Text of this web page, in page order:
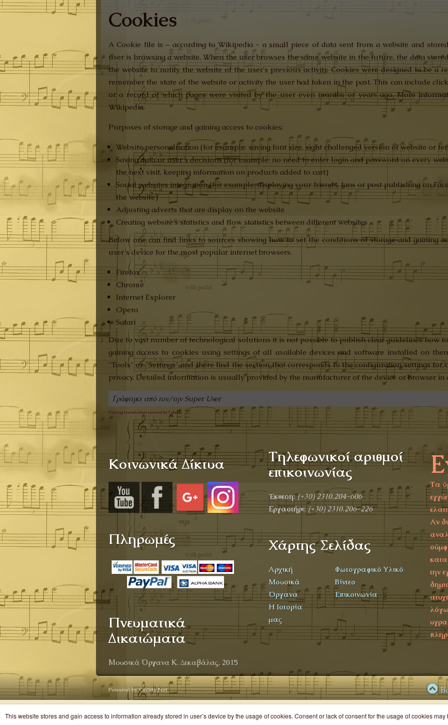
Cookies
A Cookie file is – according to Wikipedia - a small piece of data sent from a website and
user is browsing a website. When the user browses the same website in the future, the data
the website to notify the website of the user's previous activity. Cookies were designed to be a
remember the state of the website or activity the user had taken in the past. This can include
or a record of which pages were visited by the user even months or years ago. More
Wikipedia.
Purposes of storage and gaining access to cookies:
Website personalisation (for example: saving font size, sight challenged version of website or
Saving data or user’s decisions (for example: no need to enter login and password on every
the next visit, keeping information on products added to cart)
Social websites integration (for example: displaying your friends, fans or post publishing on
the website)
Adjusting adverts that are display on the website
Creating website’s statistics and flow statistics between different websites
Below one can find links to sources showing how to set the conditions of storage and gaining
user’s device for the most popular internet browsers.
Firefox
Chrome
Internet Explorer
Opera
Safari
Due to vast number of technological solutions it is not possible to publish clear guidelines how
gaining access to cookies using settings of all available devices and software installed on
"Tools" or "Settings" and there find the section that corresponds to the configuration settings for
privacy. Detailed information is usually provided by the manufacturer of the device or browser in
Γράφτηκε από τον/την Super User
FaLang translation system by Faboba
Κοινωνικά Δίκτυα
Πληρωμές
Πνευματικά
Δικαιώματα
Μουσικά Όργανα Κ. Δεκαβάλας, 2015
Τηλεφωνικοί αριθμοί
επικοινωνίας
Έκθεση:(+30) 2310.204-606
Εργαστήρι:(+30) 2310.206-226
Χάρτης Σελίδας
Αρχική
Μουσικά
Όργανα
Η Ιστορία
μας
Φωτογραφικό Υλικό
Βίντεο
Επικοινωνία
Τα
Αν
την
Powered by OnSite.Net
This website stores and gain access to information already stored in user’s device by the usage of cookies. Consent or lack of consent for the usage of cookies